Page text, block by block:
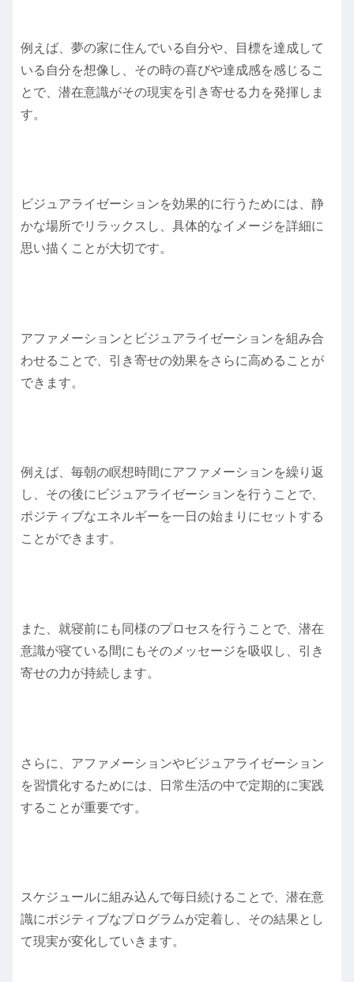
例えば、夢の家に住んでいる自分や、目標を達成して
いる自分を想像し、その時の喜びや達成感を感じるこ
とで、潜在意識がその現実を引き寄せる力を発揮しま
す。
ビジュアライゼーションを効果的に行うためには、静
かな場所でリラックスし、具体的なイメージを詳細に
思い描くことが大切です。
アファメーションとビジュアライゼーションを組み合
わせることで、引き寄せの効果をさらに高めることが
できます。
例えば、毎朝の瞑想時間にアファメーションを繰り返
し、その後にビジュアライゼーションを行うことで、
ポジティブなエネルギーを一日の始まりにセットする
ことができます。
また、就寝前にも同様のプロセスを行うことで、潜在
意識が寝ている間にもそのメッセージを吸収し、引き
寄せの力が持続します。
さらに、アファメーションやビジュアライゼーション
を習慣化するためには、日常生活の中で定期的に実践
することが重要です。
スケジュールに組み込んで毎日続けることで、潜在意
識にポジティブなプログラムが定着し、その結果とし
て現実が変化していきます。